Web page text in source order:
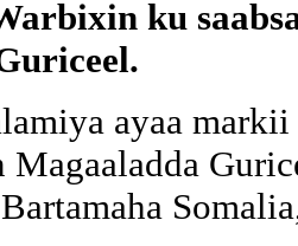
ku
ayaa
Magaaladda